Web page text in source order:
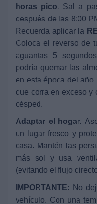
horas pico. Sal a
después de las 8:00
Recuerda aplicar la
Coloca el reverso de
aguantas 5
podría quemar las
en esta época del
que corra en exceso y
césped.
Adaptar el hogar.
un lugar fresco y
casa. Mantén las
más sol y usa
(evitando el flujo
IMPORTANTE: No
vehículo. Con una